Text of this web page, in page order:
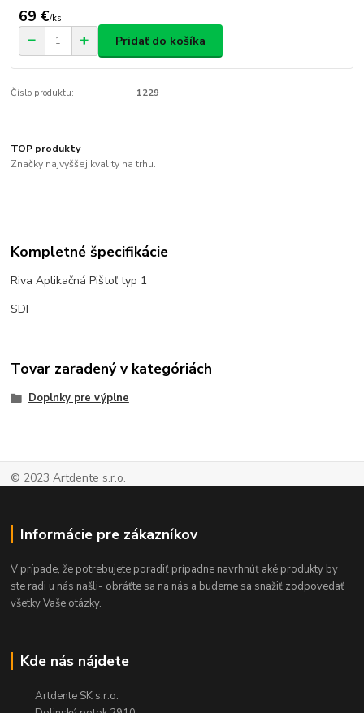
69 €/ks
Pridať do košíka
Číslo produktu: 1229
TOP produkty
Značky najvyššej kvality na trhu.
Kompletné špecifikácie
Riva Aplikačná Pištoľ typ 1
SDI
Tovar zaradený v kategóriách
Doplnky pre výplne
© 2023 Artdente s.r.o.
Informácie pre zákazníkov
V prípade, že potrebujete poradiť prípadne navrhnúť aké produkty by
ste radi u nás našli- obráťte sa na nás a budeme sa snažiť zodpovedať
všetky Vaše otázky.
Kde nás nájdete
Artdente SK s.r.o.